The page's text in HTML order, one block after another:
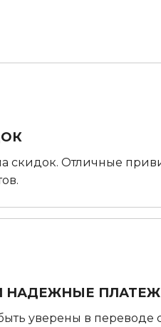
скидок. Отличные
НАДЕЖНЫЕ
уверены в переводе